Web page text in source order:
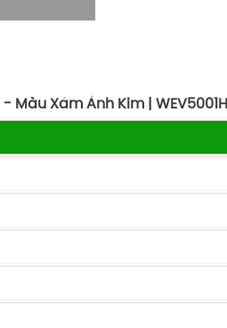
Xám Ánh Kim | WEV5001H